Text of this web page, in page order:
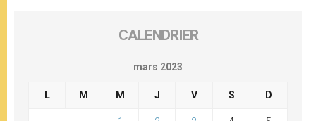
CALENDRIER
mars 2023
L M M J V S D